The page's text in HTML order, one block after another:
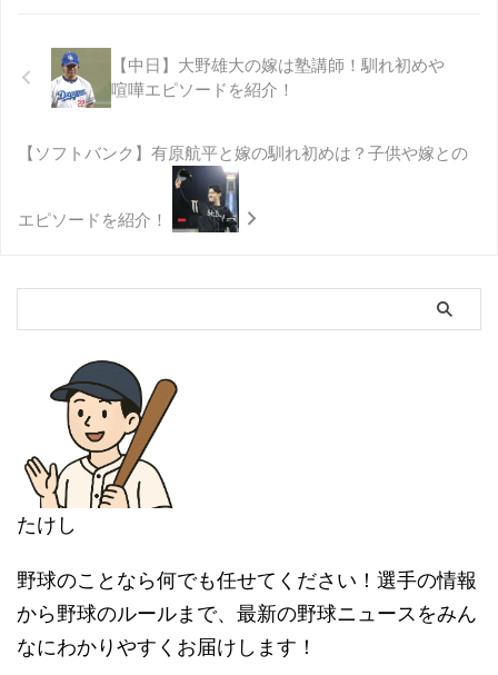
【中日】大野雄大の嫁は塾講師！馴れ初めや
喧嘩エピソードを紹介！
【ソフトバンク】有原航平と嫁の馴れ初めは？子供や嫁との
エピソードを紹介！
たけし
野球のことなら何でも任せてください！選手の情報
から野球のルールまで、最新の野球ニュースをみん
なにわかりやすくお届けします！